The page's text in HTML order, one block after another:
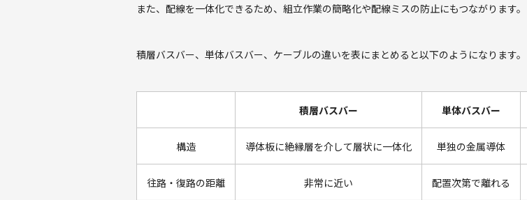
また、配線を一体化できるため、組立作業の簡略化や配線ミスの防止にもつながります。
積層バスバー、単体バスバー、ケーブルの違いを表にまとめると以下のようになります。
積層バスバー 単体バスバー
構造 導体板に絶縁層を介して層状に一体化 単独の金属導体
往路・復路の距離 非常に近い 配置次第で離れる